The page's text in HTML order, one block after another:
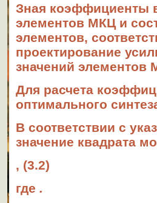
Зная коэффициенты
элементов МКЦ и
элементов,
проектирование
значений элементов
Для расчета
оптимального
В соответствии с
значение квадрата
, (3.2)
где .